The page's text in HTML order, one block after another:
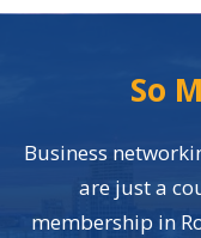
So
Business
are just a
membership in